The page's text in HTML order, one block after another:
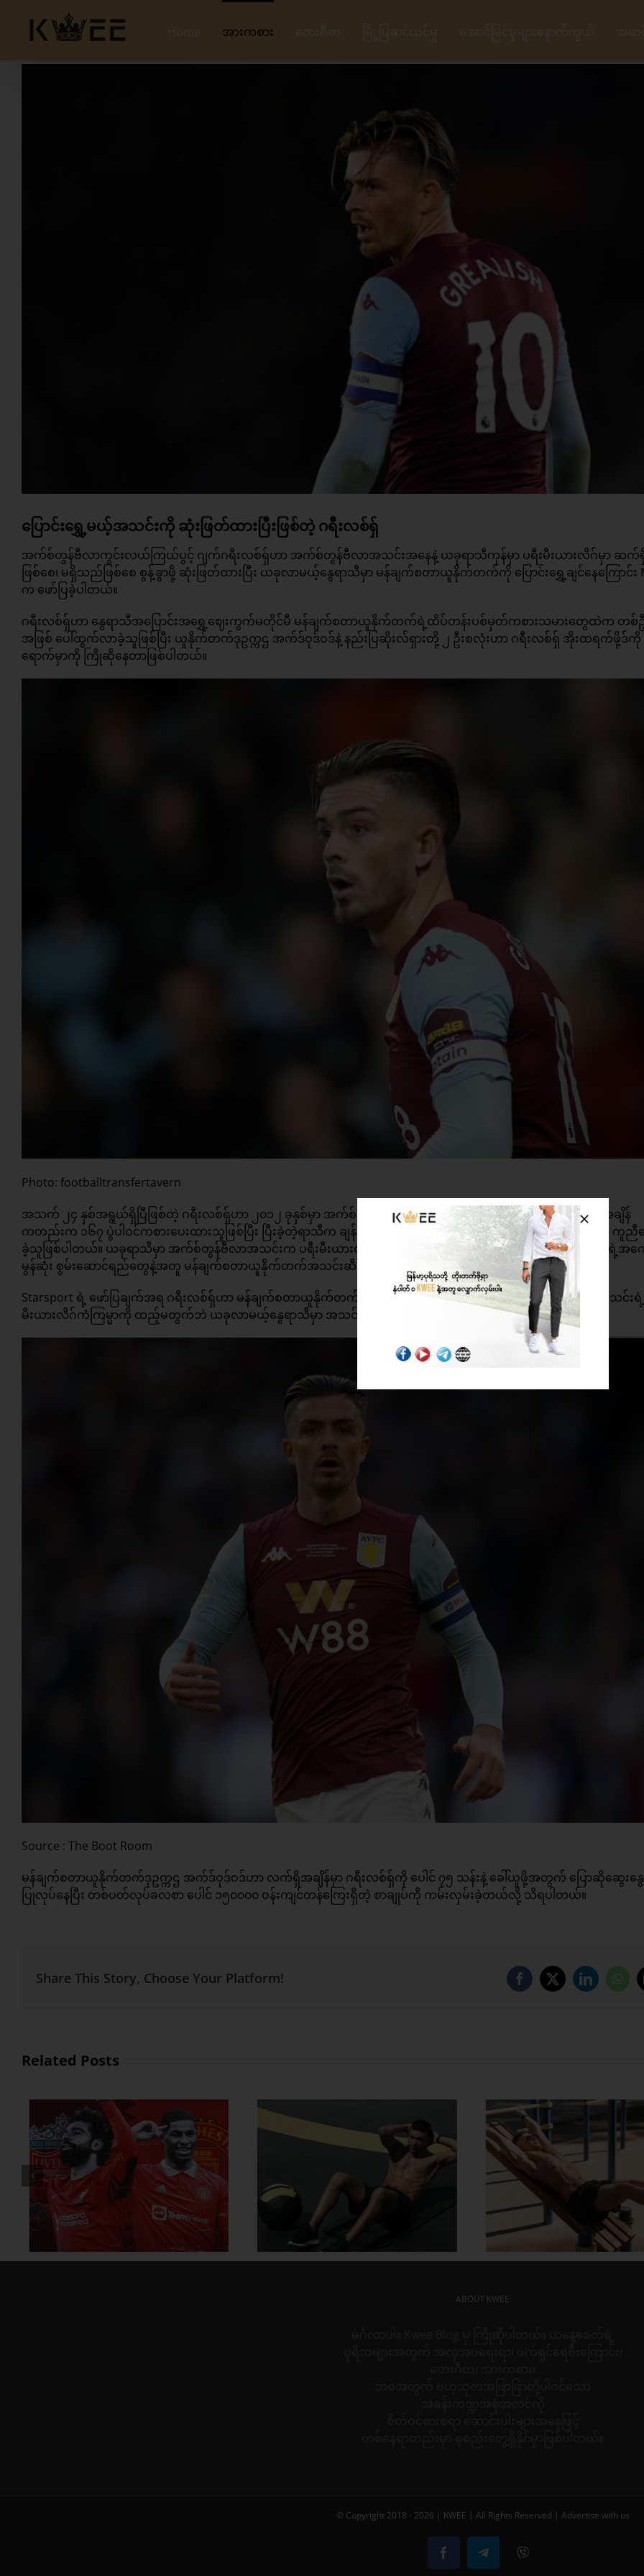
content
Home အားကစား တေးဂီတ မြို့ပြဆင်ယင်မှု အောင်မြင်မှုများနောက်ကွယ် အဆ
ပြောင်းရွှေ့မယ့်အသင်းကို ဆုံးဖြတ်ထားပြီးဖြစ်တဲ့ ဂရီးလစ်ရှ်
အက်စ်တွန်ဗီလာကွင်းလယ်ကြယ်ပွင့် ဂျက်ဂရီးလစ်ရှ်ဟာ အက်စ်တွန်ဗီလာအသင်းအနေနဲ့ ယခုရာသီကုန်မှာ ပရီးမီးယားလိဂ်မှာ ဆ
ဖြစ်စေ၊ မရှိသည်ဖြစ်စေ စွန့်ခွာဖို့ ဆုံးဖြတ်ထားပြီး ယခုလာမယ့်နွေရာသီမှာ မန်ချက်စတာယူနိုက်တက်ကို ပြောင်းရွှေ့ချင်နေကြောင်း
က ဖော်ပြခဲ့ပါတယ်။
ဂရီးလစ်ရှ်ဟာ နွေရာသီအပြောင်းအရွှေ့ဈေးကွက်မတိုင်မီ မန်ချက်စတာယူနိုက်တက်ရဲ့ထိပ်တန်းပစ်မှတ်ကစားသမားတွေထဲက တစ်
အဖြစ် ပေါ်ထွက်လာခဲ့သူဖြစ်ပြီး ယူနိုက်တက်ဒုဥက္ကဌ အက်ဒ်ဝုဒ်ဝဒ်နဲ့ နည်းပြဆိုးလ်ရှားတို့ ၂ ဦးစလုံးဟာ ဂရီးလစ်ရှ် အိုးထရက်ဖို့ဒ်
ရောက်မှာကို ကြိုဆိုနေတာဖြစ်ပါတယ်။
Photo: footballtransfertavern
အသက် ၂၄ နှစ်အရွယ်ရှိပြီဖြစ်တဲ့ ဂရီးလစ်ရှ်ဟာ ၂၀၁၂ ခုနှစ်မှာ အက်စ်တွန်ဗီလာပထမအသင်းအတွက် ကစားပေးခွင့်ရခဲ့တဲ့အချိန်
ကတည်းက ၁၆၇ ပွဲပါဝင်ကစားပေးထားသူဖြစ်ပြီး ပြီးခဲ့တဲ့ရာသီက ချန်ပီယံရှစ်ကနေ ပရီးမီးယားလိဂ်ကို တန်းတက်နိုင်အောင် ကူညီပ
ခဲ့သူဖြစ်ပါတယ်။ ယခုရာသီမှာ အက်စ်တွန်ဗီလာအသင်းက ပရီးမီးယားလိဂ်မှာ ရုန်းကန်နေရပေမယ့်လည်း ဂရီးလစ်ရှ်ဟာ ၎င်းရဲ့အက
မွန်ဆုံး စွမ်းဆောင်ရည်တွေနဲ့အတူ မန်ချက်စတာယူနိုက်တက်အသင်းဆီက စိတ်ဝင်စားမှုကို ရယူထားနိုင်ခဲ့တာဖြစ်ပါတယ်။
Starsport ရဲ့ ဖော်ပြချက်အရ ဂရီးလစ်ရှ်ဟာ မန်ချက်စတာယူနိုက်တက်ကို ပြောင်းရွှေ့ဖို့ ဆုံးဖြတ်ထားပြီး အက်စ်တွန်ဗီလာအသင်းရဲ့
မီးယားလိဂ်ကံကြမ္မာကို ထည့်မတွက်ဘဲ ယခုလာမယ့်နွေရာသီမှာ အသင်းကို စွန့်ခွာသွားလိမ့်မယ်လို့ သိရပါတယ်။
Source : The Boot Room
မန်ချက်စတာယူနိုက်တက်ဒုဥက္ကဌ အက်ဒ်ဝုဒ်ဝဒ်ဟာ လက်ရှိအချိန်မှာ ဂရီးလစ်ရှ်ကို ပေါင် ၇၅ သန်းနဲ့ ခေါ်ယူဖို့အတွက် ပြောဆိုဆွေးနွ
ပြုလုပ်နေပြီး တစ်ပတ်လုပ်ခလစာ ပေါင် ၁၅၀၀၀၀ ဝန်းကျင်တန်ကြေးရှိတဲ့ စာချုပ်ကို ကမ်းလှမ်းခဲ့တယ်လို့ သိရပါတယ်။
Share This Story, Choose Your Platform! Facebook
X LinkedIn
Related Posts
ထိထိရောက်ရောက် ဗိုက်ခေါက်
အဆီတွေ ချဖို့
အိမ်တွင်း လေ့ကျင့်ခန်း တွေနဲ့
ဗိုက်အဆီတွေ ဒီလိုဖြုတ်
အသက်ကြီးတဲ့အထိ
လန်း ထဖို့ စိတ်ကူး
ABOUT KWEE
© Copyright 2018 - 2026 | KWEE | All Rights Reserved | Advertise with us
FacebookTelegramViber